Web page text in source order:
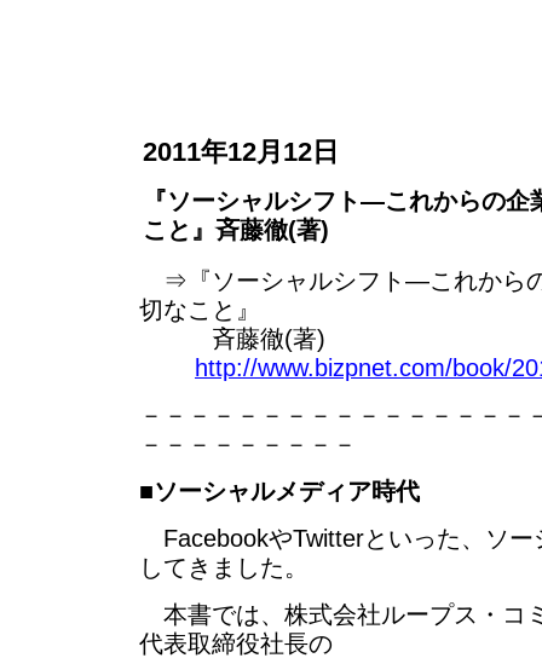
2011年12月12日
『ソーシャルシフト―これからの企
こと』斉藤徹(著)
⇒『ソーシャルシフト―これから
切なこと』
斉藤徹(著)
http://www.bizpnet.com/book/
－－－－－－－－－－－－－－－－
－－－－－－－－－
■ソーシャルメディア時代
FacebookやTwitterといった、ソー
してきました。
本書では、株式会社ループス・コ
代表取締役社長の